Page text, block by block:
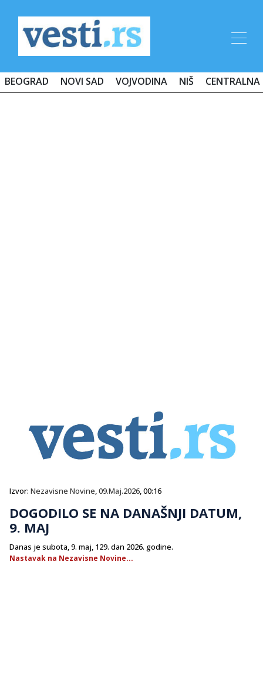
BEOGRAD NOVI SAD VOJVODINA NIŠ CENTRALNA
Izvor: Nezavisne Novine,09.Maj.2026, 00:16
DOGODILO SE NA DANAŠNJI DATUM,
9. MAJ
Danas je subota, 9. maj, 129. dan 2026. godine.
Nastavak na Nezavisne Novine...